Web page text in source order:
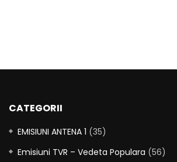
CATEGORII
EMISIUNI ANTENA 1 (35)
Emisiuni TVR – Vedeta Populara (56)